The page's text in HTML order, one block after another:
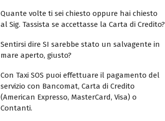
Quante volte ti sei chiesto oppure hai chiesto
al Sig. Tassista se accettasse la Carta di Credito?
Sentirsi dire SI sarebbe stato un salvagente in
mare aperto, giusto?
Con Taxi SOS puoi effettuare il pagamento del
servizio con Bancomat, Carta di Credito
(American Expresso, MasterCard, Visa) o
Contanti.